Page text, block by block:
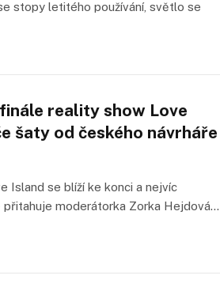
stopy letitého používání, světlo se
reality show Love
šaty od českého návrháře
Island se blíží ke konci a nejvíc
moderátorka Zorka Hejdová…